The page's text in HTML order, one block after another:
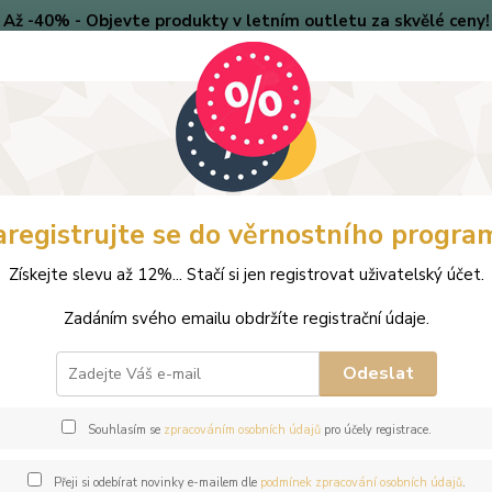
Až -40% - Objevte produkty v letním outletu za skvělé ceny!
Platí do vyprodání zásob.
Hledat
(Po-
Ocelový perlový náhrdelník Solitare s perlou
perlový náhrdelník
White
Je
se do věrnostního
Získejte slevu až 12%... Stačí si jen registrovat uživatelský účet.
Zadáním svého emailu obdržíte registrační údaje.
Odeslat
Souhlasím se zpracováním osobních údajůpro účely registrace.
Přeji si odebírat novinky e-mailem dle podmínek zpracování osobních údajů.